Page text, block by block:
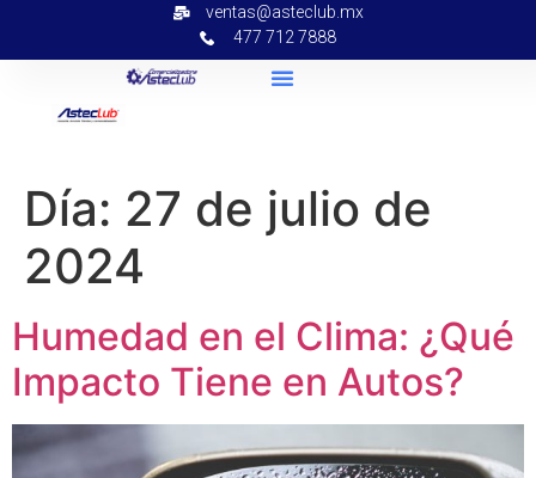
ventas@asteclub.mx
477 712 7888
Día: 27 de julio de
2024
Humedad en el Clima: ¿Qué
Impacto Tiene en Autos?